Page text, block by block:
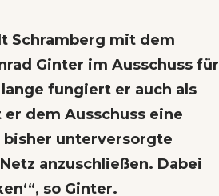
Schramberg mit dem
Ginter im Ausschuss für
fungiert er auch als
dem Ausschuss eine
unterversorgte
anzuschließen. Dabei
so Ginter.